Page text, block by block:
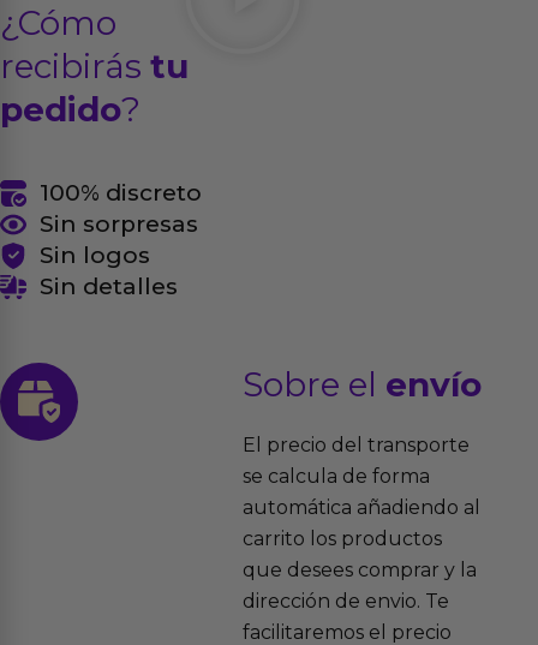
¿Cómo
recibirás tu
pedido?
100% discreto
Sin sorpresas
Sin logos
Sin detalles
Sobre el envío
El precio del transporte
se calcula de forma
automática añadiendo al
carrito los productos
que desees comprar y la
dirección de envio. Te
facilitaremos el precio